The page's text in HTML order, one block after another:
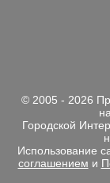
© 2005 - 2026
Городской
Использование
соглашением и